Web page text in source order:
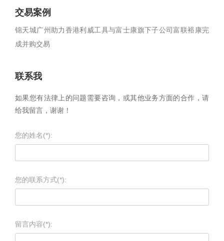
交易案例
锦天城广州助力香港利威工具与富士康旗下子公司富联裕康完
成并购交易
联系我
如果您有法律上的问题需要咨询，或其他业务方面的合作，请
给我留言，谢谢！
您的姓名(*):
您的联系方式(*):
留言内容(*):